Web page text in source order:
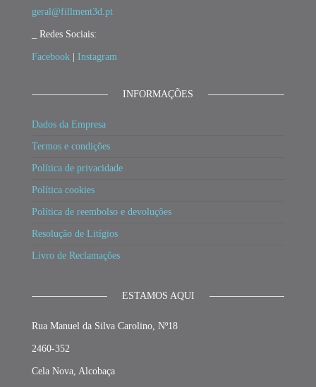
geral@fillment3d.pt
_ Redes Sociais:
Facebook Instagram
INFORMAÇÕES
Dados da Empresa
Termos e condições
Política de privacidade
Política cookies
Política de reembolso e devoluções
Resolução de Litígios
Livro de Reclamações
ESTAMOS AQUI
Rua Manuel da Silva Carolino, Nº18
2460-352
Cela Nova, Alcobaça